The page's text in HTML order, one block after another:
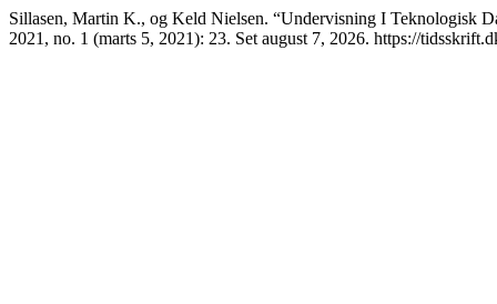
Sillasen, Martin K., og Keld Nielsen. “Undervisning I Teknologisk
2021, no. 1 (marts 5, 2021): 23. Set august 7, 2026. https://